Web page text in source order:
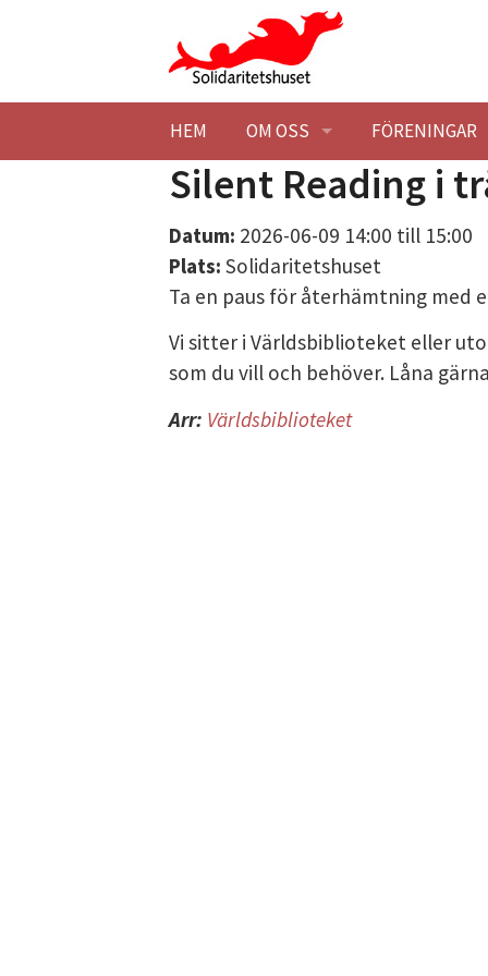
HEM OM OSS
BESÖK OSS HITTA HIT
STUDIEBESÖK
KONTAKTA OSS
SOLIDARITETSHUSET EK.
STADGAR
STYRELSE
HISTORIK
LOKALER
FÖRENINGAR
BLI MEDLEM
Silent Reading i
Datum: 2026-06-09 14:00 till 15:00
Plats: Solidaritetshuset
Ta en paus för återhämtning med
Vi sitter i Världsbiblioteket eller
som du vill och behöver. Låna
Arr: Världsbiblioteket